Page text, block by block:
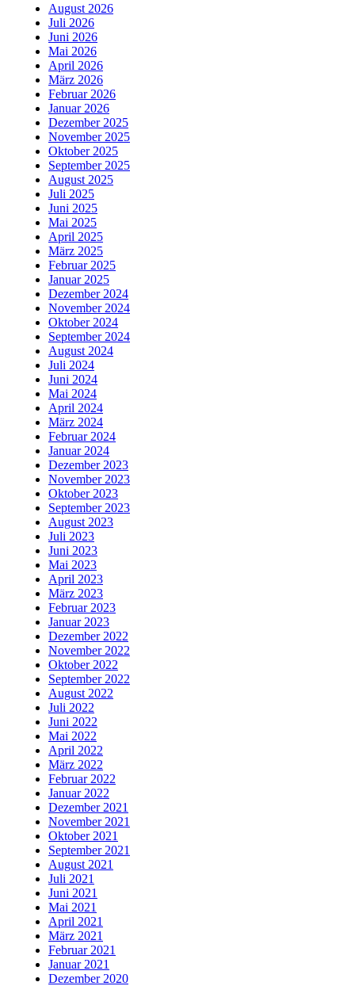
August 2026
Juli 2026
Juni 2026
Mai 2026
April 2026
März 2026
Februar 2026
Januar 2026
Dezember 2025
November 2025
Oktober 2025
September 2025
August 2025
Juli 2025
Juni 2025
Mai 2025
April 2025
März 2025
Februar 2025
Januar 2025
Dezember 2024
November 2024
Oktober 2024
September 2024
August 2024
Juli 2024
Juni 2024
Mai 2024
April 2024
März 2024
Februar 2024
Januar 2024
Dezember 2023
November 2023
Oktober 2023
September 2023
August 2023
Juli 2023
Juni 2023
Mai 2023
April 2023
März 2023
Februar 2023
Januar 2023
Dezember 2022
November 2022
Oktober 2022
September 2022
August 2022
Juli 2022
Juni 2022
Mai 2022
April 2022
März 2022
Februar 2022
Januar 2022
Dezember 2021
November 2021
Oktober 2021
September 2021
August 2021
Juli 2021
Juni 2021
Mai 2021
April 2021
März 2021
Februar 2021
Januar 2021
Dezember 2020